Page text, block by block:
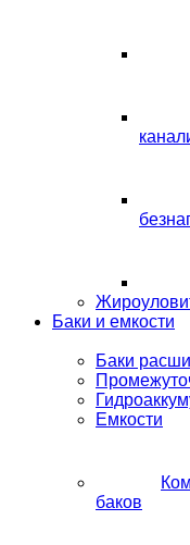
Баки и емкости
Баки
Емкости
баков